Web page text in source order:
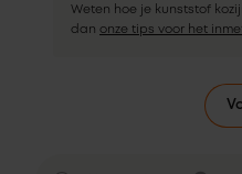
Weten hoe je kunststof
dan onze tips voor het